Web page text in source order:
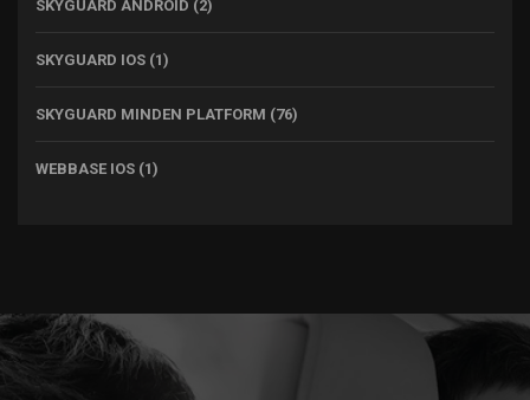
SKYGUARD ANDROID (2)
SKYGUARD IOS (1)
SKYGUARD MINDEN PLATFORM (76)
WEBBASE IOS (1)